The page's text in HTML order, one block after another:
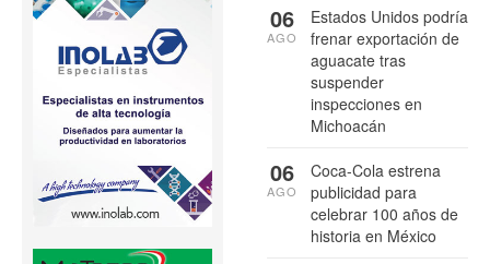
Estados Unidos podría
frenar exportación de
aguacate tras
suspender
inspecciones en
Michoacán
06
AGO
Coca-Cola estrena
publicidad para
celebrar 100 años de
historia en México
06
AGO